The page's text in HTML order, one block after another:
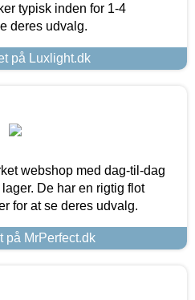
typisk inden for 1-4
deres udvalg.
på Luxlight.dk
webshop med dag-til-dag
De har en rigtig flot
for at se deres udvalg.
på MrPerfect.dk